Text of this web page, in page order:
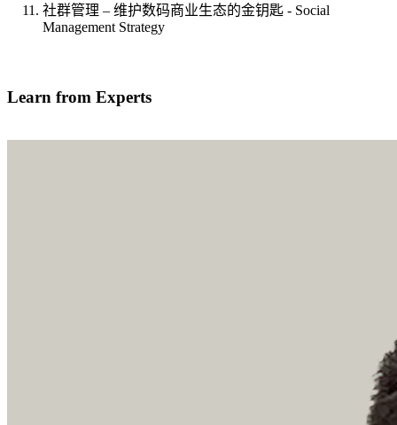
社群管理 – 维护数码商业生态的金钥匙 - Social
Management Strategy
Learn from Experts